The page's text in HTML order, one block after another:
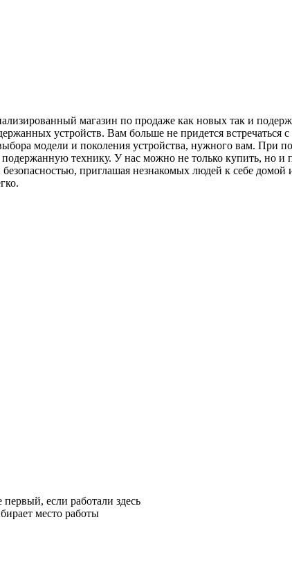
магазин по продаже как новых так и
устройств. Вам больше не придется
модели и поколения устройства, нужного вам. При
технику. У нас можно не только купить, но
безопасностью, приглашая незнакомых людей к себе
если работали здесь
место работы